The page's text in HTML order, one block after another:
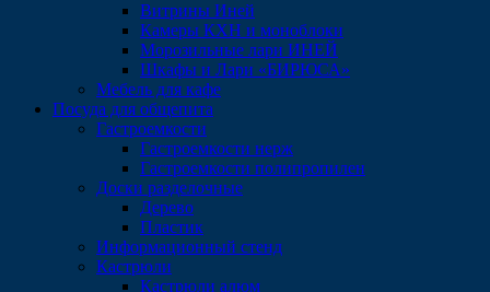
Витрины Иней
Камеры КХН и моноблоки
Морозильные лари ИНЕЙ
Шкафы и Лари «БИРЮСА»
Мебель для кафе
Посуда для общепита
Гастроемкости
Гастроемкости нерж
Гастроемкости полипропилен
Доски разделочные
Дерево
Пластик
Информационный стенд
Кастрюли
Кастрюли алюм